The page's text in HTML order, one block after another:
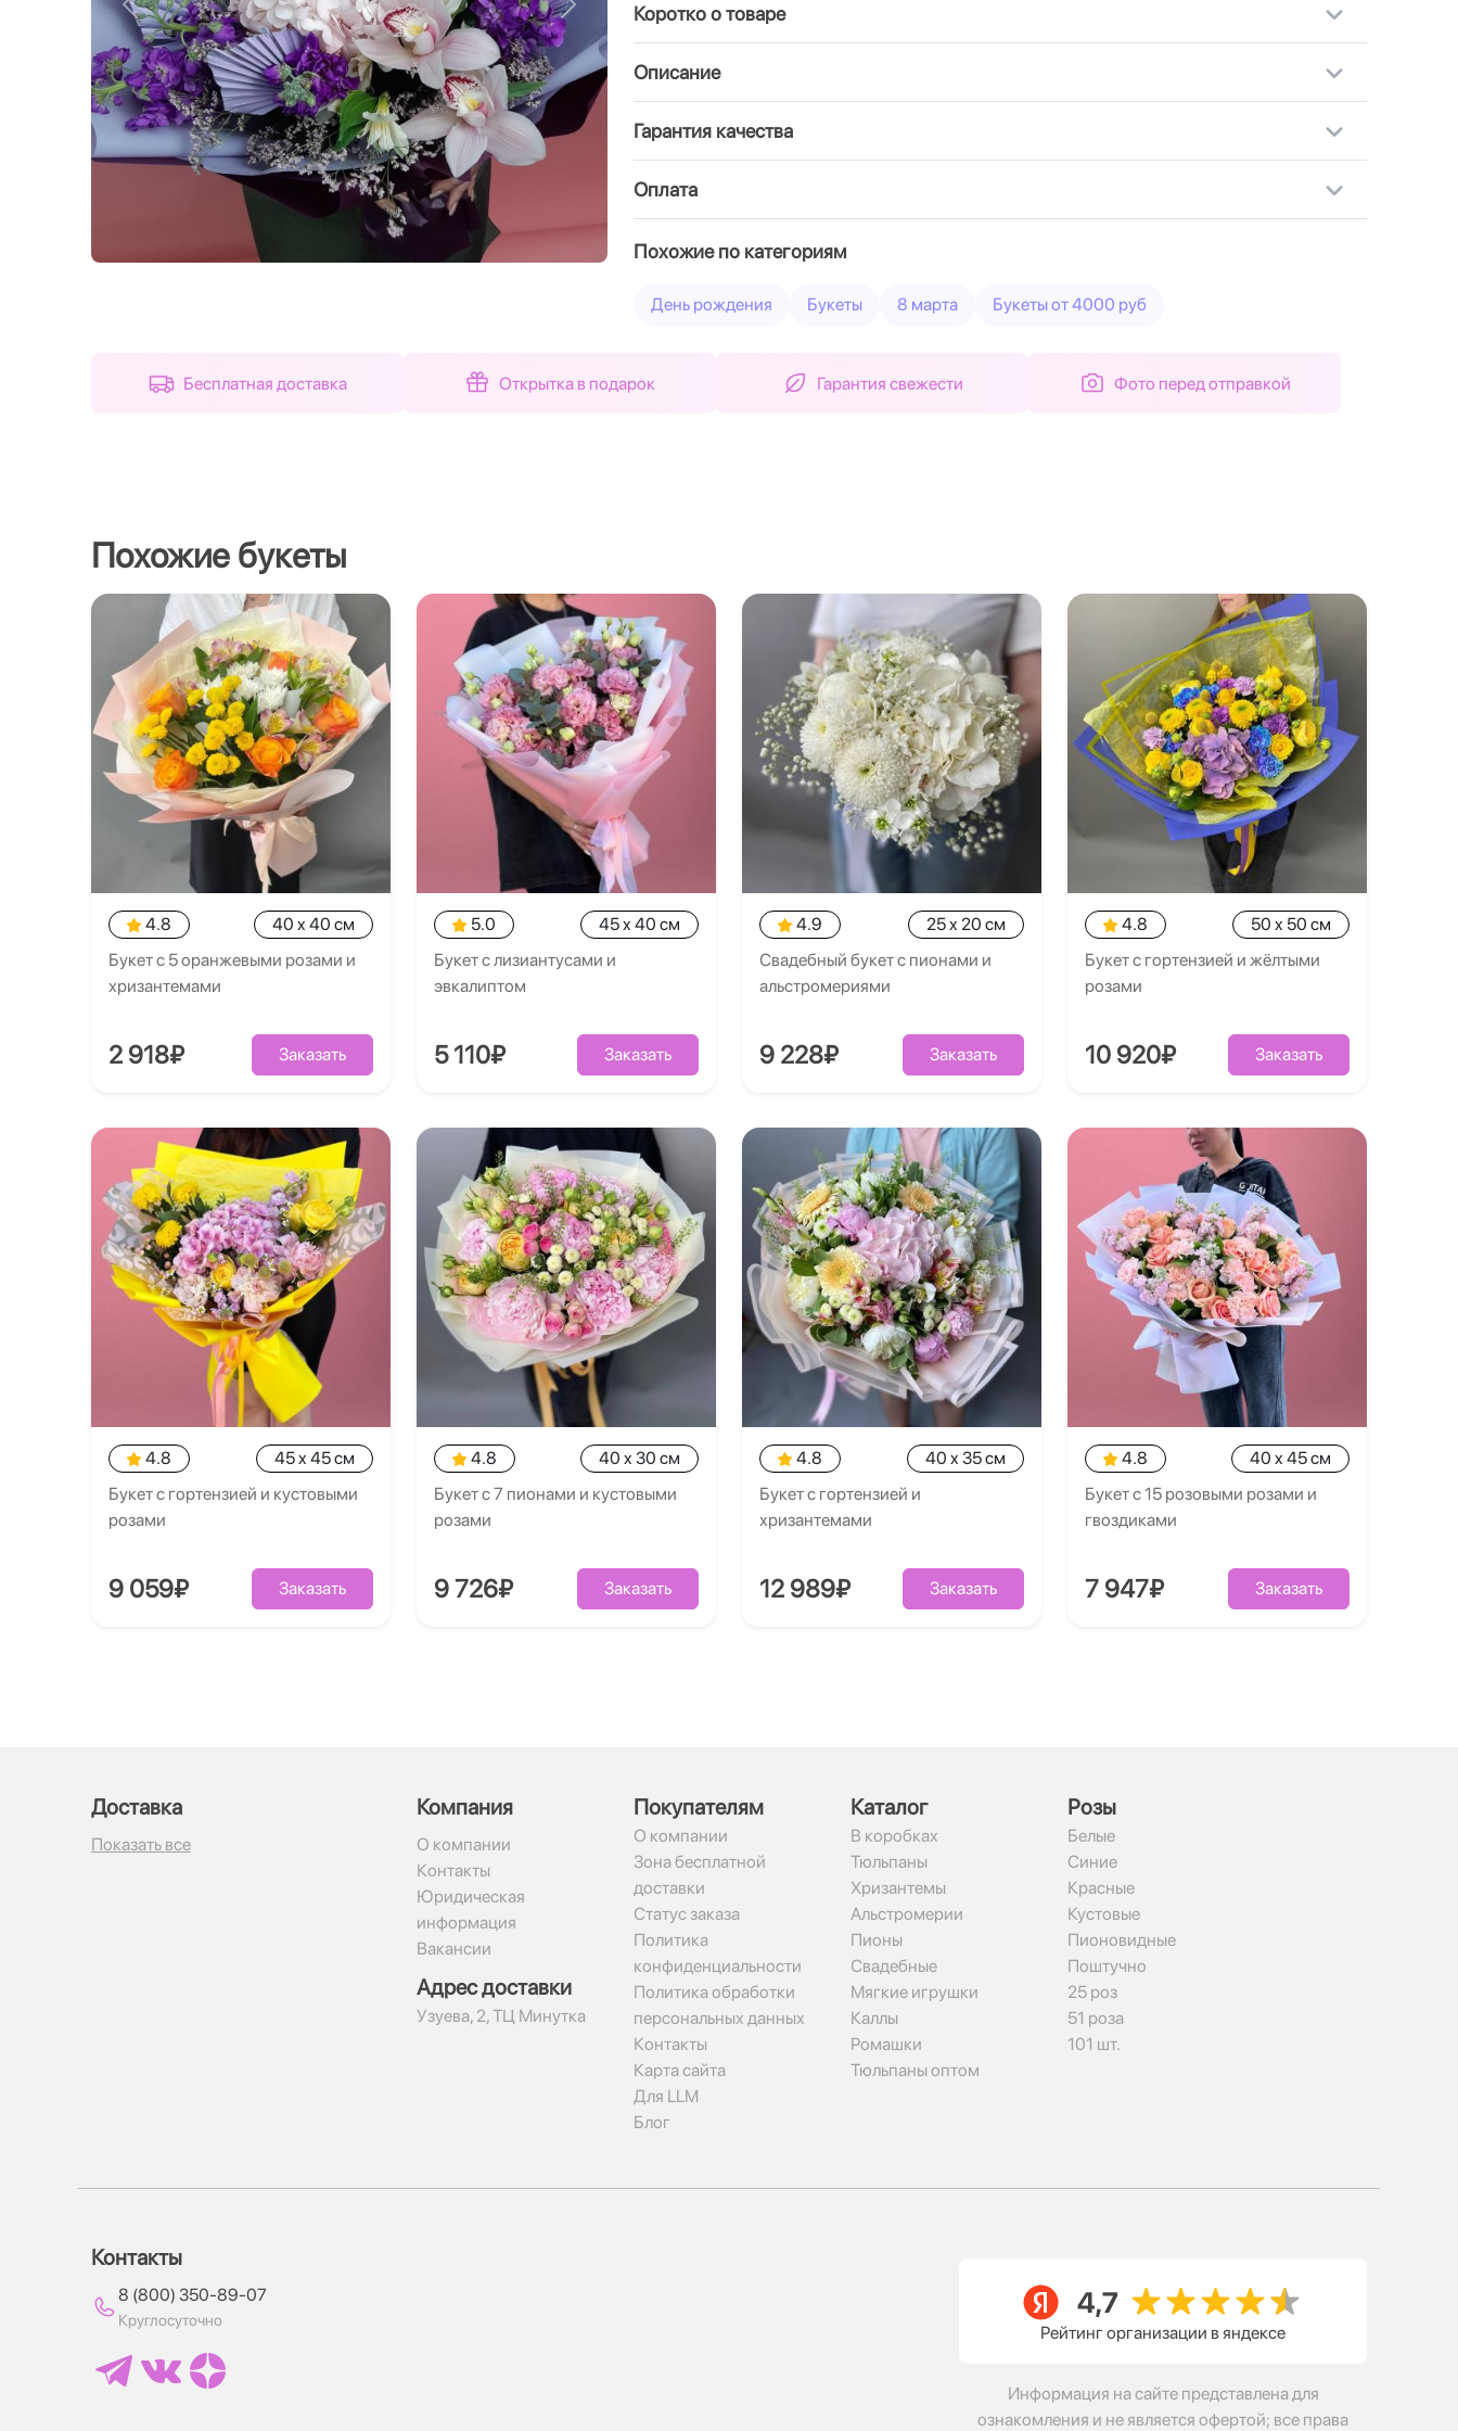
Назад Вперед Коротко о товаре
Описание
Гарантия качества
Оплата
Похожие по категориям
День рождения Букеты 8 марта Букеты от 4000 руб
Бесплатная доставка Открытка в подарок Гарантия свежести Фото перед отправкой
Похожие букеты
4.8
40 x 40 см
Букет с 5 оранжевыми розами и
хризантемами
2 918₽ Заказать
5.0
45 x 40 см
Букет с лизиантусами и
эвкалиптом
5 110₽ Заказать
4.9
25 x 20 см
Свадебный букет с пионами и
альстромериями
9 228₽ Заказать
4.8
50 x 50 см
Букет с гортензией и жёлтыми
розами
10 920₽ Заказать
4.8
45 x 45 см
Букет с гортензией и кустовыми
розами
9 059₽ Заказать
4.8
40 x 30 см
Букет с 7 пионами и кустовыми
розами
9 726₽ Заказать
4.8
40 x 35 см
Букет с гортензией и
хризантемами
12 989₽ Заказать
4.8
40 x 45 см
Букет с 15 розовыми розами и
гвоздиками
7 947₽ Заказать
Доставка
Показать все
Компания
О компании
Контакты
Юридическая
информация
Вакансии
Адрес доставки
​Узуева, 2, ТЦ Минутка
Покупателям
О компании
Зона бесплатной
доставки
Статус заказа
Политика
конфиденциальности
Политика обработки
персональных данных
Контакты
Карта сайта
Для LLM
Блог
Каталог
В коробках
Тюльпаны
Хризантемы
Альстромерии
Пионы
Свадебные
Мягкие игрушки
Каллы
Ромашки
Тюльпаны оптом
Рoзы
Белые
Синие
Красные
Кустовые
Пионовидные
Поштучно
25 роз
51 роза
101 шт.
Контакты
8 (800) 350-89-07
Круглосуточно
Рейтинг организации в яндексе
Информация на сайте представлена для
ознакомления и не является офертой; все права